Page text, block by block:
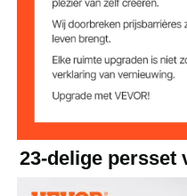
23-delige persset